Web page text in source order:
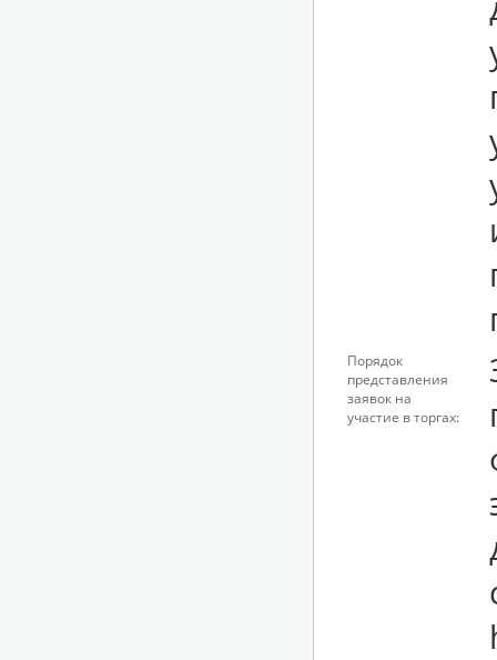
Порядок
представления
заявок на
участие в торгах: